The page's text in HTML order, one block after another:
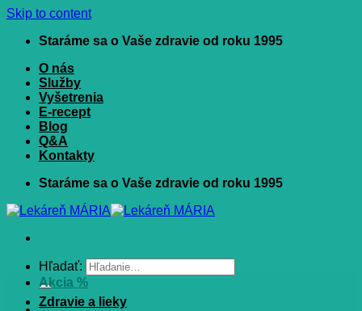
Skip to content
Staráme sa o Vaše zdravie od roku 1995
O nás
Služby
Vyšetrenia
E-recept
Blog
Q&A
Kontakty
Staráme sa o Vaše zdravie od roku 1995
Hľadať:
Akcia %
Zdravie a lieky